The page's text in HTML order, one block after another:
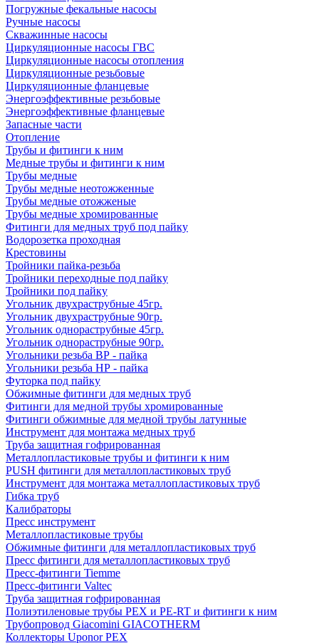
Погружные фекальные насосы
Ручные насосы
Скважинные насосы
Циркуляционные насосы ГВС
Циркуляционные насосы отопления
Циркуляционные резьбовые
Циркуляционные фланцевые
Энергоэффективные резьбовые
Энергоэффективные фланцевые
Запасные части
Отопление
Трубы и фитинги к ним
Медные трубы и фитинги к ним
Трубы медные
Трубы медные неотожженные
Трубы медные отожженые
Трубы медные хромированные
Фитинги для медных труб под пайку
Водорозетка проходная
Крестовины
Тройники пайка-резьба
Тройники переходные под пайку
Тройники под пайку
Угольник двухраструбные 45гр.
Угольник двухраструбные 90гр.
Угольник однораструбные 45гр.
Угольник однораструбные 90гр.
Угольники резьба ВР - пайка
Угольники резьба НР - пайка
Футорка под пайку
Обжимные фитинги для медных труб
Фитинги для медной трубы хромированные
Фитинги обжимные для медной трубы латунные
Инструмент для монтажа медных труб
Труба защитная гофрированная
Металлопластиковые трубы и фитинги к ним
PUSH фитинги для металлопластиковых труб
Инструмент для монтажа металлопластиковых труб
Гибка труб
Калибраторы
Пресс инструмент
Металлопластиковые трубы
Обжимные фитинги для металлопластиковых труб
Пресс фитинги для металлопластиковых труб
Пресс-фитинги Tiemme
Пресс-фитинги Valtec
Труба защитная гофрированная
Полиэтиленовые трубы PEX и PE-RT и фитинги к ним
Трубопровод Giacomini GIACOTHERM
Коллекторы Uponor PEX